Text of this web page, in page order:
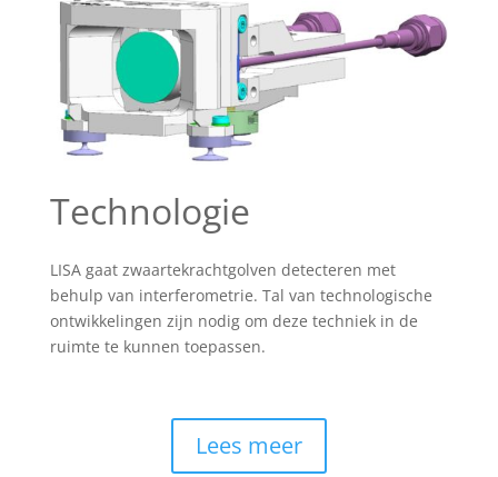
Technologie
LISA gaat zwaartekrachtgolven detecteren met
behulp van interferometrie. Tal van technologische
ontwikkelingen zijn nodig om deze techniek in de
ruimte te kunnen toepassen.
Lees meer